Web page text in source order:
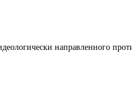
направленного